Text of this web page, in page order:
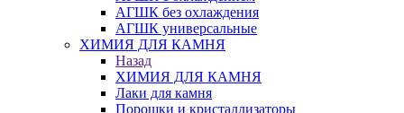
АГШК без охлаждения
АГШК универсальные
ХИМИЯ ДЛЯ КАМНЯ
Назад
ХИМИЯ ДЛЯ КАМНЯ
Лаки для камня
Порошки и кристаллизаторы